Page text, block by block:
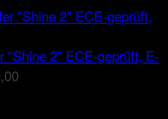
"Shine 2" ECE-geprüft, E-